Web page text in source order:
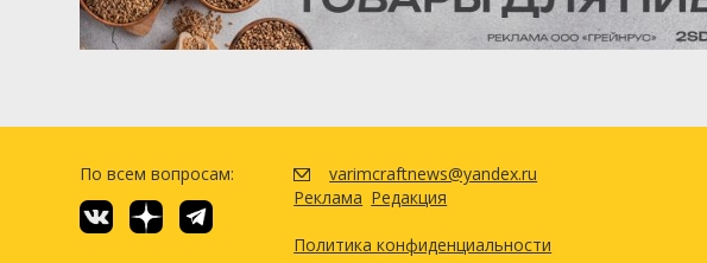
По всем вопросам:
varimcraftnews@yandex.ru
Реклама Редакция
Политика конфиденциальности